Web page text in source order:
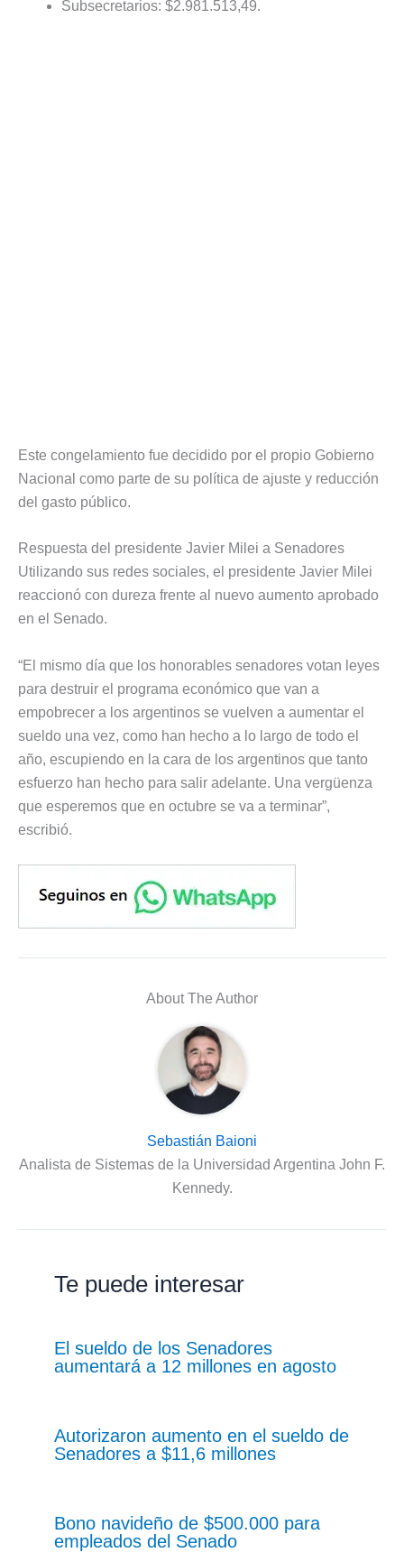
Subsecretarios: $2.981.513,49.
Este congelamiento fue decidido por el propio Gobierno
Nacional como parte de su política de ajuste y reducción
del gasto público.
Respuesta del presidente Javier Milei a Senadores
Utilizando sus redes sociales, el presidente Javier Milei
reaccionó con dureza frente al nuevo aumento aprobado
en el Senado.
“El mismo día que los honorables senadores votan leyes
para destruir el programa económico que van a
empobrecer a los argentinos se vuelven a aumentar el
sueldo una vez, como han hecho a lo largo de todo el
año, escupiendo en la cara de los argentinos que tanto
esfuerzo han hecho para salir adelante. Una vergüenza
que esperemos que en octubre se va a terminar”,
escribió.
About The Author
Sebastián Baioni
Analista de Sistemas de la Universidad Argentina John F.
Kennedy.
Te puede interesar
El sueldo de los Senadores
aumentará a 12 millones en agosto
Autorizaron aumento en el sueldo de
Senadores a $11,6 millones
Bono navideño de $500.000 para
empleados del Senado